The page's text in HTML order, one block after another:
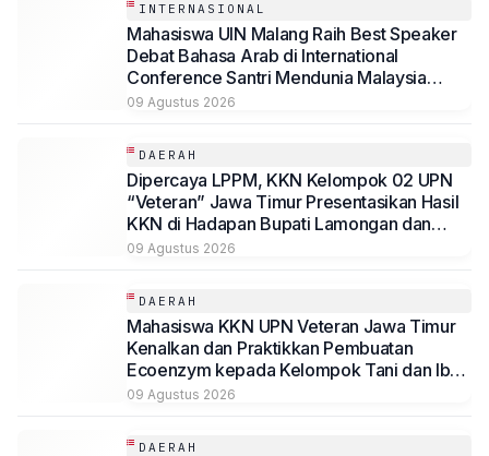
INTERNASIONAL
Mahasiswa UIN Malang Raih Best Speaker
Debat Bahasa Arab di International
Conference Santri Mendunia Malaysia
Batch 6
09 Agustus 2026
DAERAH
Dipercaya LPPM, KKN Kelompok 02 UPN
“Veteran” Jawa Timur Presentasikan Hasil
KKN di Hadapan Bupati Lamongan dan
Jajaran
09 Agustus 2026
DAERAH
Mahasiswa KKN UPN Veteran Jawa Timur
Kenalkan dan Praktikkan Pembuatan
Ecoenzym kepada Kelompok Tani dan Ibu
PKK di Jombang
09 Agustus 2026
DAERAH